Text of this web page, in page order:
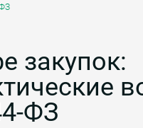
закупок:
ФЗ